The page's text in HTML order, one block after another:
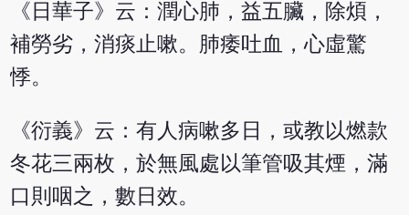
《日華子》云：潤心肺，益五臟，除煩，
補勞劣，消痰止嗽。肺痿吐血，心虛驚
悸。
《衍義》云：有人病嗽多日，或教以燃款
冬花三兩枚，於無風處以筆管吸其煙，滿
口則咽之，數日效。